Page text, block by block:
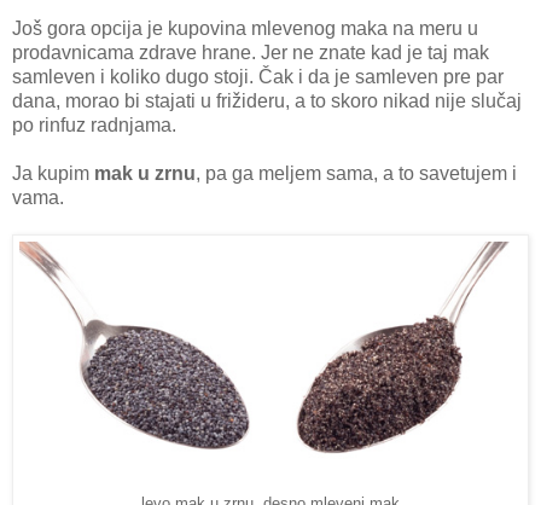
Još gora opcija je kupovina mlevenog maka na meru u
prodavnicama zdrave hrane. Jer ne znate kad je taj mak
samleven i koliko dugo stoji. Čak i da je samleven pre par
dana, morao bi stajati u frižideru, a to skoro nikad nije slučaj
po rinfuz radnjama.
Ja kupim mak u zrnu, pa ga meljem sama, a to savetujem i
vama.